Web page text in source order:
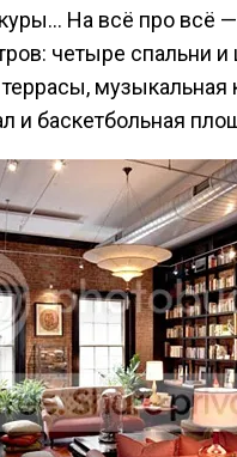
На всё про всё
четыре спальни и
музыкальная
и баскетбольная